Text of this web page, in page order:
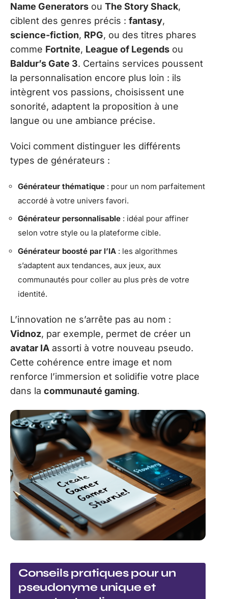
Name Generators ou The Story Shack,
ciblent des genres précis : fantasy,
science-fiction, RPG, ou des titres phares
comme Fortnite, League of Legends ou
Baldur’s Gate 3. Certains services poussent
la personnalisation encore plus loin : ils
intègrent vos passions, choisissent une
sonorité, adaptent la proposition à une
langue ou une ambiance précise.
Voici comment distinguer les différents
types de générateurs :
Générateur thématique : pour un nom parfaitement
accordé à votre univers favori.
Générateur personnalisable : idéal pour affiner
selon votre style ou la plateforme cible.
Générateur boosté par l’IA : les algorithmes
s’adaptent aux tendances, aux jeux, aux
communautés pour coller au plus près de votre
identité.
L’innovation ne s’arrête pas au nom :
Vidnoz, par exemple, permet de créer un
avatar IA assorti à votre nouveau pseudo.
Cette cohérence entre image et nom
renforce l’immersion et solidifie votre place
dans la communauté gaming.
Conseils pratiques pour un
pseudonyme unique et